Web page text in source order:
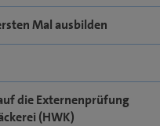
Mal ausbilden
die Externenprüfung
(HWK)